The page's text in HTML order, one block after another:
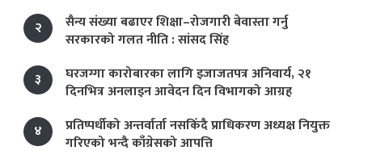
२
सैन्य संख्या बढाएर शिक्षा–रोजगारी बेवास्ता गर्नु
सरकारको गलत नीति : सांसद सिंह
३
घरजग्गा कारोबारका लागि इजाजतपत्र अनिवार्य, २१
दिनभित्र अनलाइन आवेदन दिन विभागको आग्रह
४
प्रतिष्पर्धीको अन्तर्वार्ता नसकिँदै प्राधिकरण अध्यक्ष नियुक्त
गरिएको भन्दै काँग्रेसको आपत्ति